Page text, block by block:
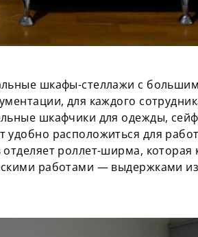
шкафы-стеллажи с большим
для каждого
шкафчики для одежды,
удобно расположиться для
роллет-ширма, которая
работами — выдержками из